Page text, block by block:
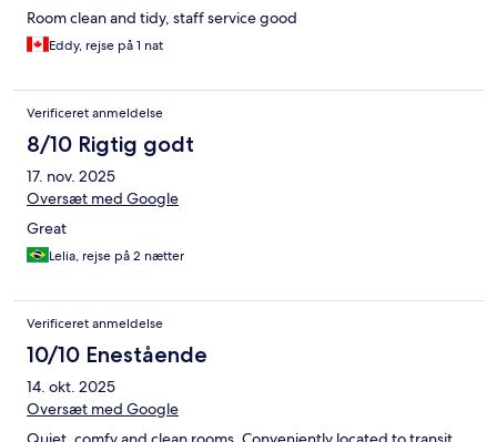
Room clean and tidy, staff service good
Eddy, rejse på 1 nat
Verificeret anmeldelse
8/10 Rigtig godt
17. nov. 2025
Oversæt med Google
Great
Lelia, rejse på 2 nætter
Verificeret anmeldelse
10/10 Enestående
14. okt. 2025
Oversæt med Google